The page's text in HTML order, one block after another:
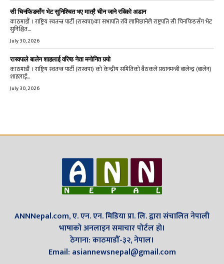
सी चिनफिङसँग भेट सुनिश्चित भए मात्रै चीन जाने रविको अडान
काठमाडौं । राष्ट्रिय स्वतन्त्र पार्टी (रास्वपा)का सभापति रवि लामिछानेले राष्ट्रपति सी चिनफिङसँग भेट
सुनिश्चित...
July 30, 2026
रास्वपाले बालेन शाहलाई वरिष्ठ नेता मनोनित गर्‍यो
काठमाडौं । राष्ट्रिय स्वतन्त्र पार्टी (रास्वपा) को केन्द्रीय समितिको बैठकले प्रधानमन्त्री बालेन्द्र (बालेन)
शाहलाई...
July 30, 2026
ANNNepal.com, ए. एन. एन. मिडिया प्रा. लि. द्वारा संचालित नेपाली
भाषाको अनलाइन समाचार पोर्टल हो।
ठेगाना: काठमाडौँ-३२, नेपाल।
Email: asiannewsnepal@gmail.com